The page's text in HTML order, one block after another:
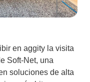
en aggity la visita
Soft-Net, una
soluciones de alta